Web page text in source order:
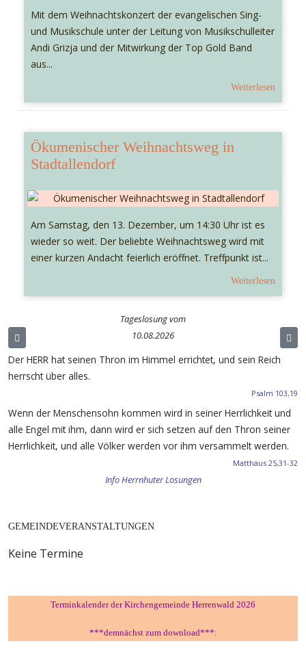
Mit dem Weihnachtskonzert der evangelischen Sing-
und Musikschule unter der Leitung von Musikschulleiter
Andi Grizja und der Mitwirkung der Top Gold Band
aus...
Weiterlesen
Ökumenischer Weihnachtsweg in
Stadtallendorf
Am Samstag, den 13. Dezember, um 14:30 Uhr ist es
wieder so weit. Der beliebte Weihnachtsweg wird mit
einer kurzen Andacht feierlich eröffnet. Treffpunkt ist...
Weiterlesen
Tageslosung vom
10.08.2026
Der HERR hat seinen Thron im Himmel errichtet, und sein Reich
herrscht über alles.
Psalm 103,19
Wenn der Menschensohn kommen wird in seiner Herrlichkeit und
alle Engel mit ihm, dann wird er sich setzen auf den Thron seiner
Herrlichkeit, und alle Völker werden vor ihm versammelt werden.
Matthäus 25,31-32
Info Herrnhuter Losungen
GEMEINDEVERANSTALTUNGEN
Keine Termine
Terminkalender der Kirchengemeinde Herrenwald 2026
***demnächst zum download***: